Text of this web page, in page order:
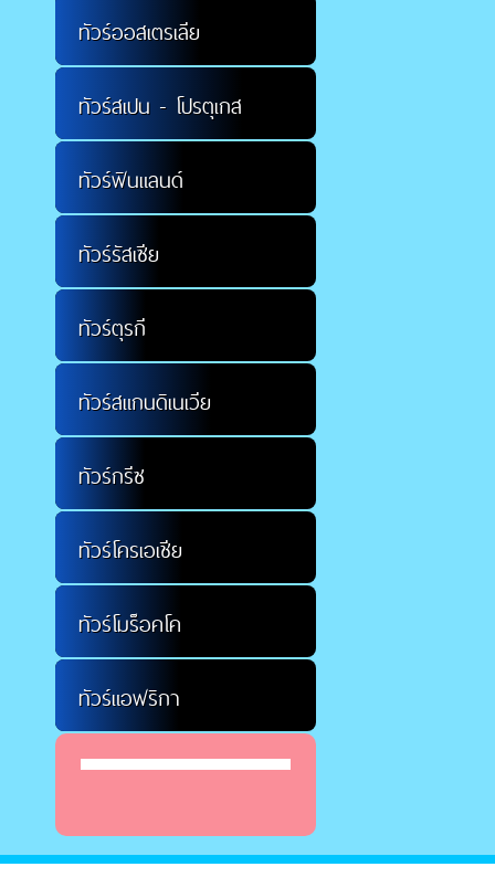
ทัวร์ออสเตรเลีย
ทัวร์สเปน - โปรตุเกส
ทัวร์ฟินแลนด์
ทัวร์รัสเซีย
ทัวร์ตุรกี
ทัวร์สแกนดิเนเวีย
ทัวร์กรีซ
ทัวร์โครเอเชีย
ทัวร์โมร็อคโค
ทัวร์แอฟริกา